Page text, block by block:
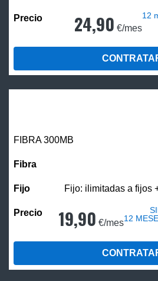
24,90 €/mes
12
FIBRA 300MB
Fijo: ilimitadas a fijos
19,90 €/mes12